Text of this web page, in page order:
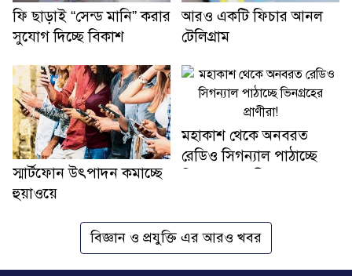
ফি ছাড়াই “সেন্ড মানি” করার
সুযোগ দিচ্ছে বিকাশ
আরও একটি ফিচার আনল
টেলিগ্রাম
স্মার্টফোন উৎপাদন কমাচ্ছে
হুয়াওয়ে
মহাকাশ থেকে অনবরত
রেডিও সিগন্যাল পাঠাচ্ছে
বিজ্ঞান ও প্রযুক্তি এর আরও খবর